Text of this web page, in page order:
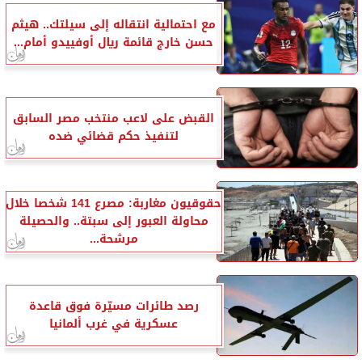
مع احتمالية انتقاله إلى سيلتك.. هيثم
حسن خارج قائمة ريال أوفييدو أمام...
القبض على لاعب منتخب مصر السابق
لتنفيذ حكم قضائي ضده
حقوقيون مغاربة: مصرع 141 شخصا خلال
محاولة العبور إلى سبتة.. والحصيلة
مرشحة...
رصد طائرات مسيّرة فوق قاعدة
عسكرية في غرب ألمانيا